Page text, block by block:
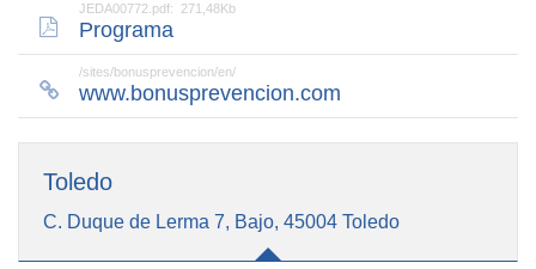
JEDA00772.pdf: 271,48Kb
Programa
/sites/bonusprevencion/en/
www.bonusprevencion.com
Toledo
C. Duque de Lerma 7, Bajo, 45004 Toledo